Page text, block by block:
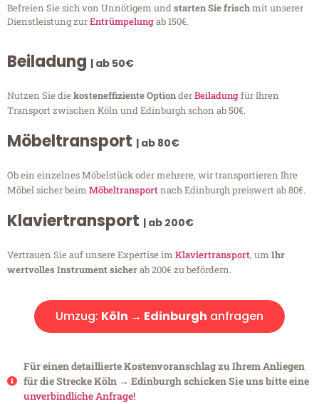
Befreien Sie sich von Unnötigem undstarten Sie frischmit unserer
Dienstleistung zurEntrümpelungab 150€.
Beiladung | ab 50€
Nutzen Sie diekosteneffiziente OptionderBeiladungfür Ihren
Transport zwischen Köln und Edinburgh schon ab 50€.
Möbeltransport | ab 80€
Ob ein einzelnes Möbelstück oder mehrere, wir transportieren Ihre
Möbel sicher beim Möbeltransportnach Edinburgh preiswert ab 80€.
Klaviertransport | ab 200€
Vertrauen Sie auf unsere Expertise im Klaviertransport, um Ihr
wertvolles Instrument sicherab 200€ zu befördern.
Umzug: Köln → Edinburgh anfragen
Für einen detaillierte Kostenvoranschlag zu Ihrem Anliegen
für die Strecke Köln → Edinburgh schicken Sie uns bitte eine
unverbindliche Anfrage!